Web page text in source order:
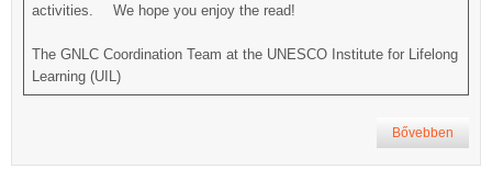
activities. We hope you enjoy the read!
The GNLC Coordination Team at the UNESCO Institute for Lifelong
Learning (UIL)
Bővebben